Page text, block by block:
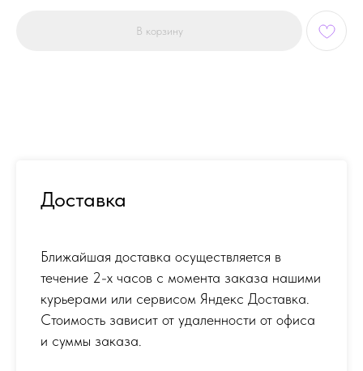
В корзину
Доставка
Ближайшая доставка осуществляется в
течение 2-х часов с момента заказа нашими
курьерами или сервисом Яндекс Доставка.
Стоимость зависит от удаленности от офиса
и суммы заказа.